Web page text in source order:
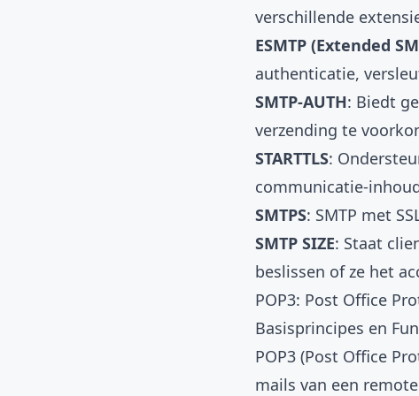
verschillende
ESMTP (Extended
authenticatie,
SMTP-AUTH: Biedt
verzending te
STARTTLS:
communicatie-
SMTPS: SMTP met
SMTP SIZE: Staat
beslissen of ze het
POP3: Post Office
Basisprincipes en
POP3 (Post Office
mails van een